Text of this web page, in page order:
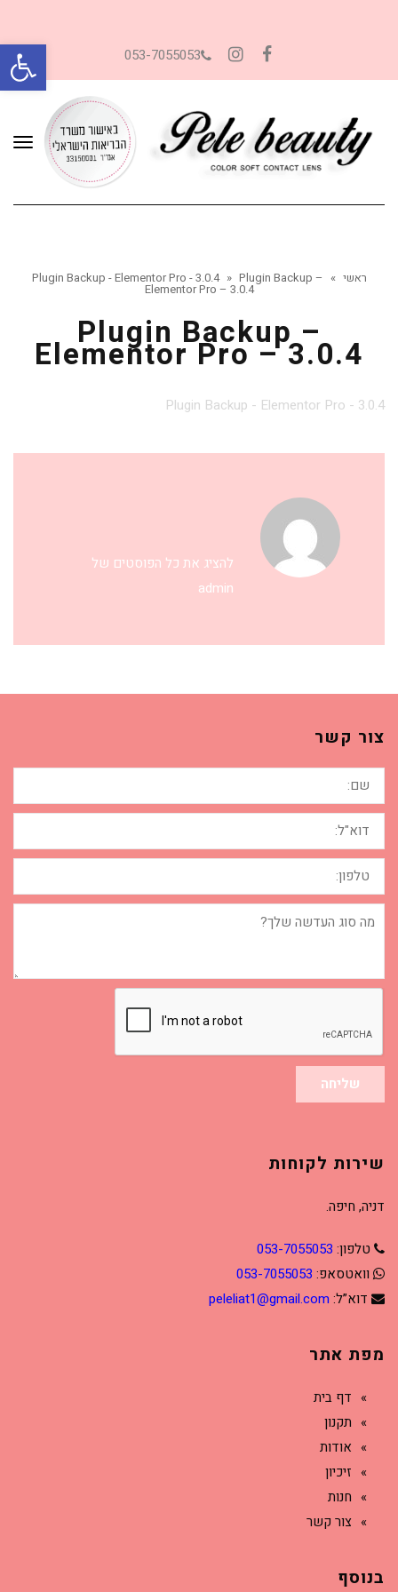
פתח 053-7055053
ראשי »
Plugin Backup - Elementor Pro - 3.0.4 » Plugin Backup –
Elementor Pro – 3.0.4
Plugin Backup –
Elementor Pro – 3.0.4
Plugin Backup - Elementor Pro - 3.0.4
להציג את כל הפוסטים של
admin
צור קשר
שם:
דוא"ל:
טלפון:
מה
סוג
שליחה
שירות לקוחות
דניה, חיפה.
טלפון: 053-7055053
וואטסאפ: 053-7055053
דוא”ל: peleliat1@gmail.com
מפת אתר
דף בית
תקנון
אודות
זיכיון
חנות
צור קשר
בנוסף